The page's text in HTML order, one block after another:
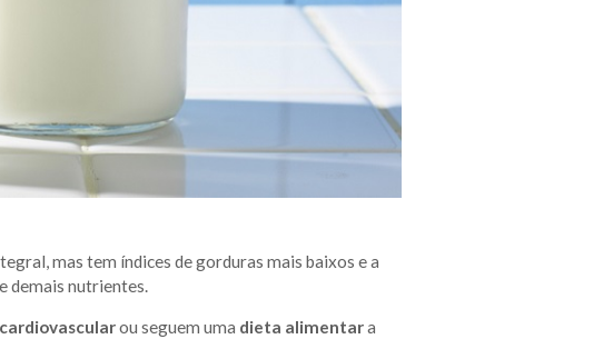
mas tem índices de gorduras mais baixos e a
e demais nutrientes.
ou seguem uma dieta alimentara